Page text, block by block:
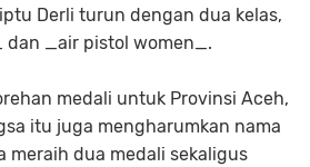
Derli turun dengan dua kelas,
_air pistol women_.
medali untuk Provinsi Aceh,
itu juga mengharumkan nama
meraih dua medali sekaligus